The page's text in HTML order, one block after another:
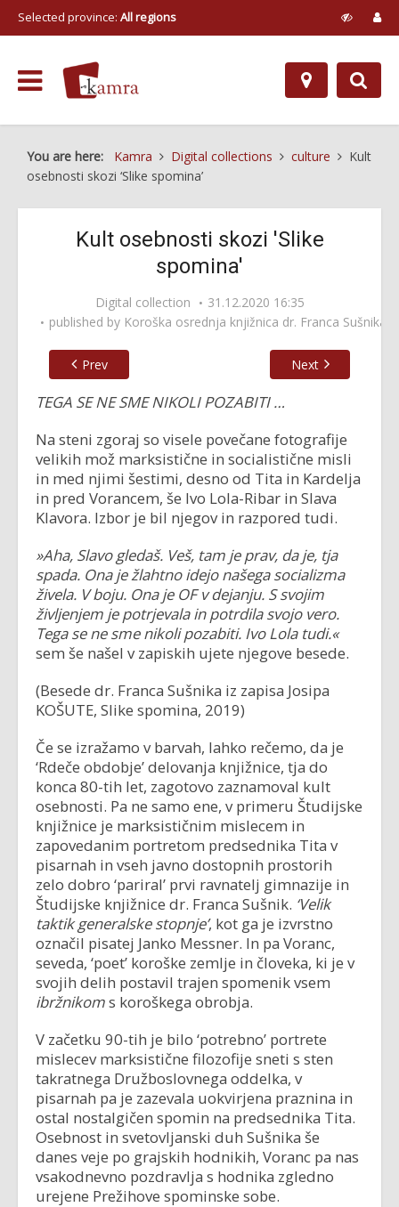
Selected province: All regions
You are here: Kamra Digital collections culture
Kult
osebnosti skozi ‘Slike spomina’
Kult osebnosti skozi 'Slike
spomina'
Digital collection
31.12.2020 16:35
published by Koroška osrednja knjižnica dr. Franca Sušnika
Prev Next
TEGA SE NE SME NIKOLI POZABITI …
Na steni zgoraj so visele povečane fotografije
velikih mož marksistične in socialistične misli
in med njimi šestimi, desno od Tita in Kardelja
in pred Vorancem, še Ivo Lola-Ribar in Slava
Klavora. Izbor je bil njegov in razpored tudi.
»Aha, Slavo gledaš. Veš, tam je prav, da je, tja
spada. Ona je žlahtno idejo našega socializma
živela. V boju. Ona je OF v dejanju. S svojim
življenjem je potrjevala in potrdila svojo vero.
Tega se ne sme nikoli pozabiti. Ivo Lola tudi.«
sem še našel v zapiskih ujete njegove besede.
(Besede dr. Franca Sušnika iz zapisa Josipa
KOŠUTE, Slike spomina, 2019)
Če se izražamo v barvah, lahko rečemo, da je
‘Rdeče obdobje’ delovanja knjižnice, tja do
konca 80-tih let, zagotovo zaznamoval kult
osebnosti. Pa ne samo ene, v primeru Študijske
knjižnice je marksističnim mislecem in
zapovedanim portretom predsednika Tita v
pisarnah in vseh javno dostopnih prostorih
zelo dobro ‘pariral’ prvi ravnatelj gimnazije in
Študijske knjižnice dr. Franca Sušnik. ‘Velik
taktik generalske stopnje’, kot ga je izvrstno
označil pisatej Janko Messner. In pa Voranc,
seveda, ‘poet’ koroške zemlje in človeka, ki je v
svojih delih postavil trajen spomenik vsem
ibržnikoms koroškega obrobja.
V začetku 90-tih je bilo ‘potrebno’ portrete
mislecev marksistične filozofije sneti s sten
takratnega Družboslovnega oddelka, v
pisarnah pa je zazevala uokvirjena praznina in
ostal nostalgičen spomin na predsednika Tita.
Osebnost in svetovljanski duh Sušnika še
danes veje po grajskih hodnikih, Voranc pa nas
vsakodnevno pozdravlja s hodnika zgledno
urejene Prežihove spominske sobe.